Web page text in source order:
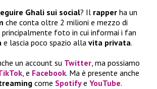
Ghali sui social? Il rapper ha un
che conta oltre 2 milioni e mezzo di
foto in cui informai i fan
e lascia poco spazio alla vita privata.
un account su Twitter, ma possiamo
, e Facebook. Ma è presente anche
come Spotifye YouTube.